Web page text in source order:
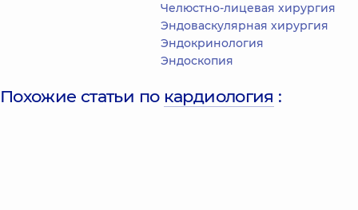
Челюстно-лицевая хирургия
Эндоваскулярная хирургия
Эндокринология
Эндоскопия
Похожие статьи по кардиология :